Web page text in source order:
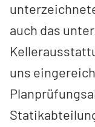
auch das
uns